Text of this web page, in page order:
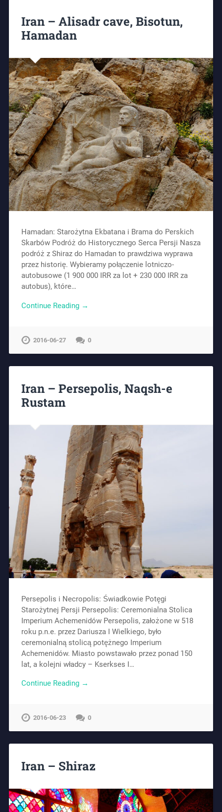
Iran – Alisadr cave, Bisotun,
Hamadan
Hamadan: Starożytna Ekbatana i Brama do Perskich
Skarbów Podróż do Historycznego Serca Persji Nasza
podróż z Shiraz do Hamadan to prawdziwa wyprawa
przez historię. Wybieramy połączenie lotniczo-
autobusowe (1 900 000 IRR za lot + 230 000 IRR za
autobus), które…
Continue Reading →
2016-06-27 0
Iran – Persepolis, Naqsh-e
Rustam
Persepolis i Necropolis: Świadkowie Potęgi
Starożytnej Persji Persepolis: Ceremonialna Stolica
Imperium Achemenidów Persepolis, założone w 518
roku p.n.e. przez Dariusza I Wielkiego, było
ceremonialną stolicą potężnego Imperium
Achemenidów. Miasto powstawało przez ponad 150
lat, a kolejni władcy – Kserkses I…
Continue Reading →
2016-06-23 0
Iran – Shiraz